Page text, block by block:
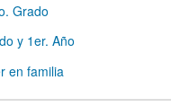
Grado
y 1er. Año
en familia